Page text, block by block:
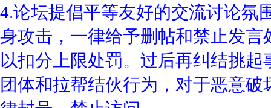
4.论坛提倡平等友好的交流讨论氛
身攻击，一律给予删帖和禁止发
以扣分上限处罚。过后再纠结挑
团体和拉帮结伙行为，对于恶意